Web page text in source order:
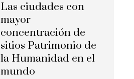
Las ciudades con
mayor
concentración de
sitios Patrimonio de
la Humanidad en el
mundo